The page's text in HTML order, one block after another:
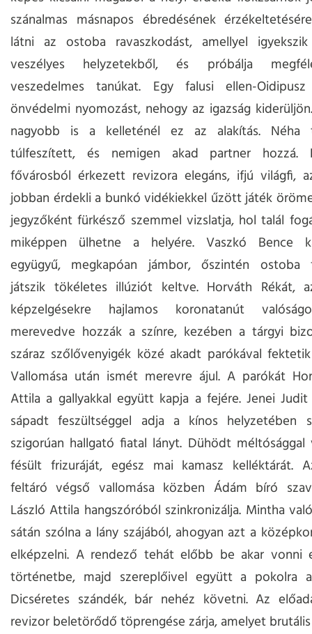
szánalmas másnapos ébredésének
látni az ostoba ravaszkodást, amellyel
veszélyes helyzetekből, és próbálja
veszedelmes tanúkat. Egy falusi ellen-
önvédelmi nyomozást, nehogy az igazság
nagyobb is a kelleténél ez az alakítás. Néha
túlfeszített, és nemigen akad partner hozzá.
fővárosból érkezett revizora elegáns, ifjú világfi,
jobban érdekli a bunkó vidékiekkel űzött játék
jegyzőként fürkésző szemmel vizslatja, hol talál
miképpen ülhetne a helyére. Vaszkó Bence
együgyű, megkapóan jámbor, őszintén ostoba
játszik tökéletes illúziót keltve. Horváth Rékát,
képzelgésekre hajlamos koronatanút
merevedve hozzák a színre, kezében a tárgyi
száraz szőlővenyigék közé akadt parókával
Vallomása után ismét merevre ájul. A parókát
Attila a gallyakkal együtt kapja a fejére. Jenei
sápadt feszültséggel adja a kínos helyzetében
szigorúan hallgató fiatal lányt. Dühödt
fésült frizuráját, egész mai kamasz kelléktárát.
feltáró végső vallomása közben Ádám bíró
László Attila hangszóróból szinkronizálja. Mintha
sátán szólna a lány szájából, ahogyan azt a
elképzelni. A rendező tehát előbb be akar vonni
történetbe, majd szereplőivel együtt a pokolra
Dicséretes szándék, bár nehéz követni. Az
revizor beletörődő töprengése zárja, amelyet